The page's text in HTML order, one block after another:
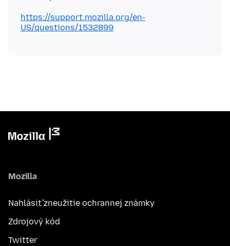
https://support.mozilla.org/en-
US/questions/1532899
Mozilla
Nahlásiť zneužitie ochrannej známky
Zdrojový kód
Twitter